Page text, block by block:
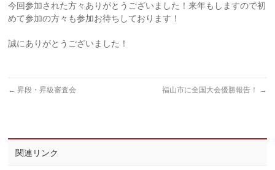
今回参加された方々ありがとうございました！来年もしますので初
めて参加の方々も参加お待ちしております！
誠にありがとうございました！
← 昇段・昇級審査会 福山市に全国大会優勝報告！ →
関連リンク